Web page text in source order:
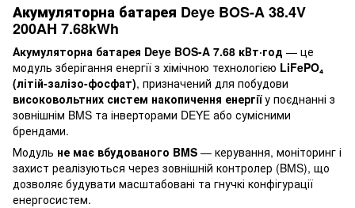
Акумуляторна батарея Deye BOS-A 38.4V
200AH 7.68kWh
Акумуляторна батарея Deye BOS-A 7.68 кВт·год — це
модуль зберігання енергії з хімічною технологією LiFePO₄
(літій-залізо-фосфат), призначений для побудови
високовольтних систем накопичення енергіїу поєднанні з
зовнішнім BMS та інверторами DEYE або сумісними
брендами.
Модуль не має вбудованого BMS — керування, моніторинг і
захист реалізуються через зовнішній контролер (BMS), що
дозволяє будувати масштабовані та гнучкі конфігурації
енергосистем.